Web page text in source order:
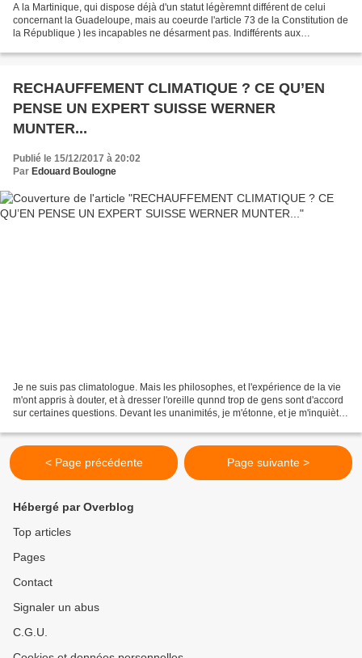
A la Martinique, qui dispose déjà d'un statut légèremnt différent de celui
concernant la Guadeloupe, mais au coeurde l'article 73 de la Constitution de
la République ) les incapables ne désarment pas. Indifférents aux
RECHAUFFEMENT CLIMATIQUE ? CE QU’EN
PENSE UN EXPERT SUISSE WERNER
MUNTER...
Publié le 15/12/2017 à 20:02
Par Edouard Boulogne
Je ne suis pas climatologue. Mais les philosophes, et l'expérience de la vie
m'ont appris à douter, et à dresser l'oreille qunnd trop de gens sont d'accord
sur certaines questions. Devant les unanimités, je m'étonne, et je m'inquiète.
< Page précédente Page suivante >
Hébergé par Overblog
Top articles
Pages
Contact
Signaler un abus
C.G.U.